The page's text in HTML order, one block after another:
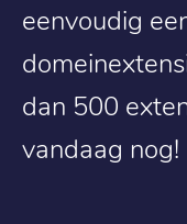
eenvoudig
dan 500
vandaag nog!